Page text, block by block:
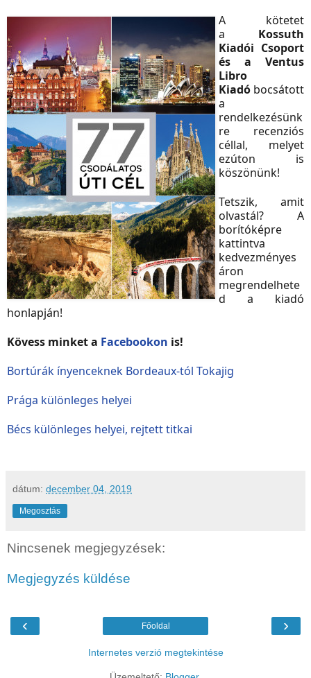
A kötetet
a
Kossuth
Kiadói Csoport
és a Ventus
Libro
Kiadó bocsátott
a
rendelkezésünk
re recenziós
céllal, melyet
ezúton is
köszönünk!
Tetszik, amit
olvastál? A
borítóképre
kattintva
kedvezményes
áron
megrendelhete
d a kiadó
honlapján!
Kövess minket a Facebookon is!
Bortúrák ínyenceknek Bordeaux-tól Tokajig
Prága különleges helyei
Bécs különleges helyei, rejtett titkai
dátum: december 04, 2019
Megosztás
Nincsenek megjegyzések:
Megjegyzés küldése
‹ ›
Főoldal
Internetes verzió megtekintése